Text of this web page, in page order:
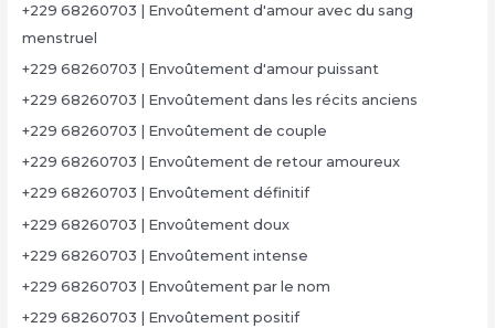
+229 68260703 | Envoûtement d'amour avec du sang
menstruel
+229 68260703 | Envoûtement d'amour puissant
+229 68260703 | Envoûtement dans les récits anciens
+229 68260703 | Envoûtement de couple
+229 68260703 | Envoûtement de retour amoureux
+229 68260703 | Envoûtement définitif
+229 68260703 | Envoûtement doux
+229 68260703 | Envoûtement intense
+229 68260703 | Envoûtement par le nom
+229 68260703 | Envoûtement positif